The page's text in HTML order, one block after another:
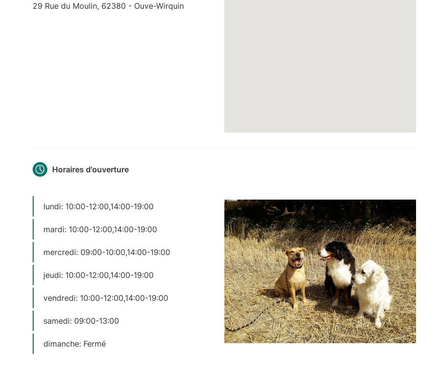
29 Rue du Moulin, 62380 - Ouve-Wirquin
Horaires d'ouverture
lundi: 10:00-12:00,14:00-19:00
mardi: 10:00-12:00,14:00-19:00
mercredi: 09:00-10:00,14:00-19:00
jeudi: 10:00-12:00,14:00-19:00
vendredi: 10:00-12:00,14:00-19:00
samedi: 09:00-13:00
dimanche: Fermé